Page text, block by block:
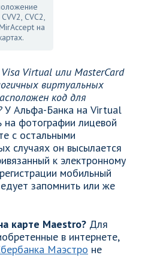
CVC2,
на
Virtual или MasterCard
виртуальных
код для
У Альфа-Банка на Virtual
на фотографии лицевой
с остальными
случаях он высылается
к электронному
мобильный
запомнить или же
карте Maestro? Для
в интернете,
Маэстро не